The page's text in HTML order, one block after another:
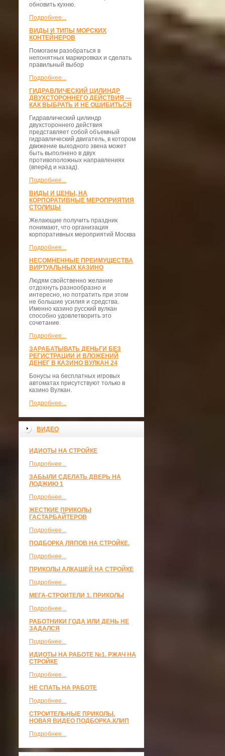
обновить кухню.
Подробнее...
ВИДЫ И ТИПЫ МОРСКИХ
КОНТЕЙНЕРОВ
Помогаем разобраться в
непонятных маркировках и сделать
правильный выбор
Подробнее...
ГИДРАВЛИЧЕСКИЙ ЦИЛИНДР
ДВУХСТОРОННЕГО ДЕЙСТВИЯ —
КАК ВЫБРАТЬ И НЕ ОШИБИТЬСЯ
Гидравлический цилиндр
двухстороннего действия
представляет собой объемный
гидравлический двигатель, в котором
движение выходного звена может
быть выполнено в двух
противоположных направлениях
(вперёд и назад).
Подробнее...
ВИДЫ И ЦЕНЫ, НА
КОРПОРАТИВНЫЕ МЕРОПРИЯТИЯ
СТОЛИЦЫ
Желающие получить праздник
понимают, что организация
корпоративных мероприятий Москва
Подробнее...
НЕСОМНЕННЫЕ ПРЕИМУЩЕСТВА
ВИРТУАЛЬНЫХ КАЗИНО
Людям свойственно желание
отдохнуть разнообразно и
интересно, но потратить при этом
не большие усилия и средства.
Именно казино русский вулкан
способно удовлетворить это
сочетание.
Подробнее...
ЗАРАБАТЫВАТЬ ДЕНЬГИ БЕЗ
РЕГИСТРАЦИИ И ВЛОЖЕНИЙ
ДЕНЕГ В КАЗИНО ВУЛКАН 24
Бонусы на бесплатных игровых
автоматах присутствуют только в
казино Вулкан.
Подробнее...
ВИДЕО
ИДИОТЫ НА СТРОЙКЕ
Подробнее...
ЗАБЫЛИ СДЕЛАТЬ ДВЕРЬ НА
ЛОДЖИЮ 1
Подробнее...
ЖЕСТКИЕ ПРИКОЛЫ
ГАСТАРБАЙТЕРОВ
Подробнее...
ПОДБОРКА ЛЯПОВ НА СТРОЙКЕ.
Подробнее...
ПРИКОЛЫ АЛКАШЕЙ НА СТРОЙКЕ
Подробнее...
МЕГА-СТРОИТЕЛИ 1. ПРИКОЛЫ
Подробнее...
РАБОТНИКИ ГОДА ИЛИ ДЕНЬ НЕ
ЗАДАЛСЯ
Подробнее...
ИДИОТЫ НА РАБОТЕ №1. РЖАЧ НА
СТРОЙКЕ
Подробнее...
НЕ СПАТЬ НА РАБОТЕ
Подробнее...
СТРОИТЕЛЬНЫЕ ПРИКОЛЫ.
НОВАЯ ВИДЕО ПОДБОРКА.КЛИП
Подробнее...